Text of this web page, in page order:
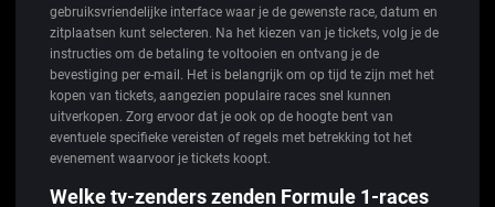
gebruiksvriendelijke interface waar je de gewenste race, datum en
zitplaatsen kunt selecteren. Na het kiezen van je tickets, volg je de
instructies om de betaling te voltooien en ontvang je de
bevestiging per e-mail. Het is belangrijk om op tijd te zijn met het
kopen van tickets, aangezien populaire races snel kunnen
uitverkopen. Zorg ervoor dat je ook op de hoogte bent van
eventuele specifieke vereisten of regels met betrekking tot het
evenement waarvoor je tickets koopt.
Welke tv-zenders zenden Formule 1-races